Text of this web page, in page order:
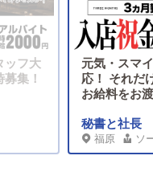
ッフ大
集！
元気・スマ
応！ それだ
お給料をお
秘書と社長
福原 ソ